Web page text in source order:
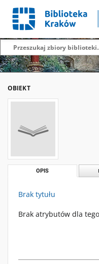
OBIEKT
OPIS
Brak tytułu
Brak atrybutów dla